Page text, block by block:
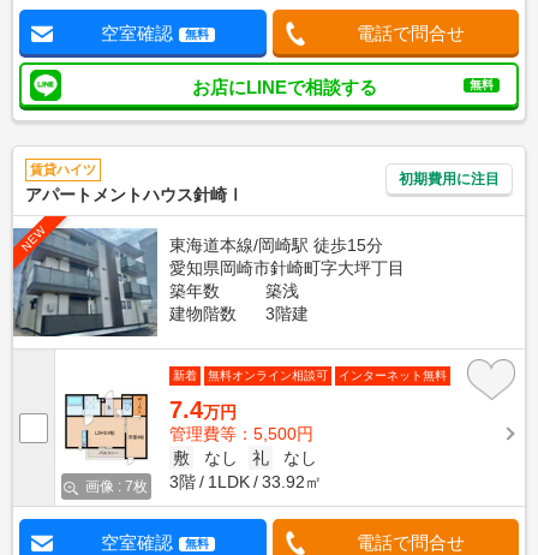
空室確認 無料 電話で問合せ
お店にLINEで相談する 無料
賃貸ハイツ
アパートメントハウス針崎Ⅰ
初期費用に注目
NEW
東海道本線/岡崎駅 徒歩15分
愛知県岡崎市針崎町字大坪丁目
築年数
築浅
建物階数
3階建
画像 : 7枚
新着 無料オンライン相談可 インターネット無料
7.4万円
管理費等：5,500円
敷
なし 礼
なし
3階
1LDK 33.92㎡
空室確認 無料 電話で問合せ